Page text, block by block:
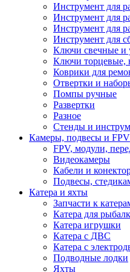
Инструмент для
Инструмент для
Инструмент для
Инструмент для
Ключи свечные и
Ключи торцевые,
Коврики для
Отвертки и
Помпы ручные
Развертки
Разное
Стенды и
Камеры, подвесы и FPV
FPV, модули,
Видеокамеры
Кабели и
Подвесы,
Катера и яхты
Запчасти к
Катера для
Катера игрушки
Катера с ДВС
Катера с
Подводные лодки
Яхты